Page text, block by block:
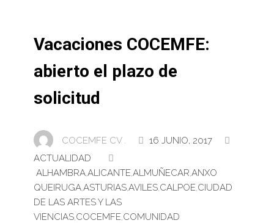
Vacaciones COCEMFE:
abierto el plazo de
solicitud
COCEMFE CV .
16 JUNIO, 2017
ACTUALIDAD
ALHAMBRA,ALICANTE,ALMUÑECAR,ANXO
QUEIRUGA,ASTURIAS,AVILES,CALPOE,CIUDAD
DE LAS ARTES Y LAS
VIENCIAS,COCEMFE,COMUNIDAD